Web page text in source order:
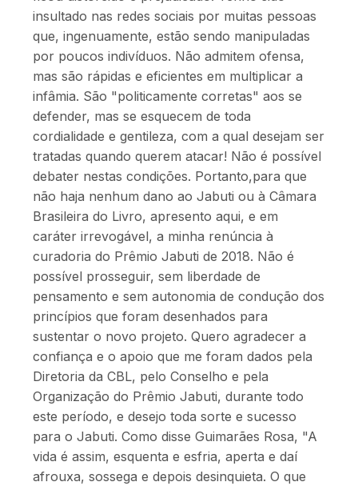
insultado nas redes sociais por muitas pessoas
que, ingenuamente, estão sendo manipuladas
por poucos indivíduos. Não admitem ofensa,
mas são rápidas e eficientes em multiplicar a
infâmia. São "politicamente corretas" aos se
defender, mas se esquecem de toda
cordialidade e gentileza, com a qual desejam ser
tratadas quando querem atacar! Não é possível
debater nestas condições. Portanto,para que
não haja nenhum dano ao Jabuti ou à Câmara
Brasileira do Livro, apresento aqui, e em
caráter irrevogável, a minha renúncia à
curadoria do Prêmio Jabuti de 2018. Não é
possível prosseguir, sem liberdade de
pensamento e sem autonomia de condução dos
princípios que foram desenhados para
sustentar o novo projeto. Quero agradecer a
confiança e o apoio que me foram dados pela
Diretoria da CBL, pelo Conselho e pela
Organização do Prêmio Jabuti, durante todo
este período, e desejo toda sorte e sucesso
para o Jabuti. Como disse Guimarães Rosa, "A
vida é assim, esquenta e esfria, aperta e daí
afrouxa, sossega e depois desinquieta. O que